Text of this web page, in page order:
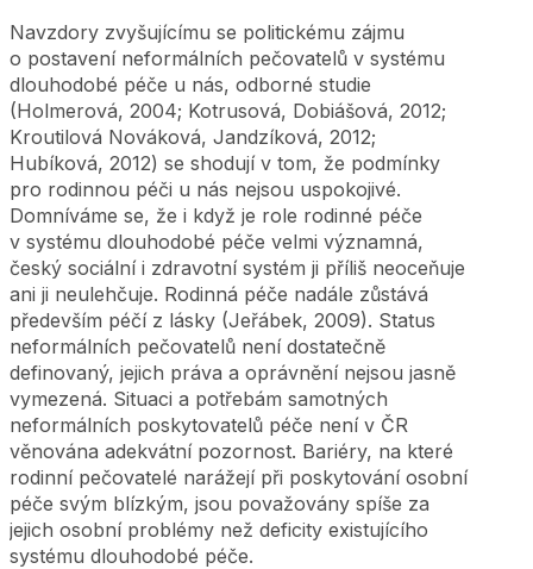
Navzdory zvyšujícímu se politickému zájmu
o postavení neformálních pečovatelů v systému
dlouhodobé péče u nás, odborné studie
(Holmerová, 2004; Kotrusová, Dobiášová, 2012;
Kroutilová Nováková, Jandzíková, 2012;
Hubíková, 2012) se shodují v tom, že podmínky
pro rodinnou péči u nás nejsou uspokojivé.
Domníváme se, že i když je role rodinné péče
v systému dlouhodobé péče velmi významná,
český sociální i zdravotní systém ji příliš neoceňuje
ani ji neulehčuje. Rodinná péče nadále zůstává
především péčí z lásky (Jeřábek, 2009). Status
neformálních pečovatelů není dostatečně
definovaný, jejich práva a oprávnění nejsou jasně
vymezená. Situaci a potřebám samotných
neformálních poskytovatelů péče není v ČR
věnována adekvátní pozornost. Bariéry, na které
rodinní pečovatelé narážejí při poskytování osobní
péče svým blízkým, jsou považovány spíše za
jejich osobní problémy než deficity existujícího
systému dlouhodobé péče.